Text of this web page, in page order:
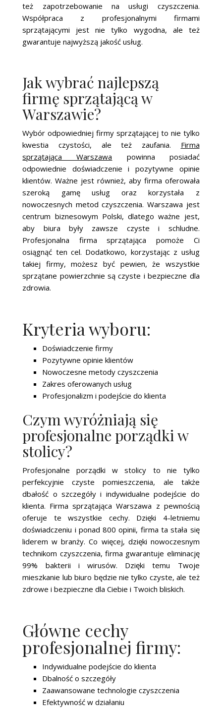
też zapotrzebowanie na usługi czyszczenia.
Współpraca z profesjonalnymi firmami
sprzątającymi jest nie tylko wygodna, ale też
gwarantuje najwyższą jakość usług.
Jak wybrać najlepszą
firmę sprzątającą w
Warszawie?
Wybór odpowiedniej firmy sprzątającej to nie tylko
kwestia czystości, ale też zaufania. Firma
sprzątająca Warszawa powinna posiadać
odpowiednie doświadczenie i pozytywne opinie
klientów. Ważne jest również, aby firma oferowała
szeroką gamę usług oraz korzystała z
nowoczesnych metod czyszczenia. Warszawa jest
centrum biznesowym Polski, dlatego ważne jest,
aby biura były zawsze czyste i schludne.
Profesjonalna firma sprzątająca pomoże Ci
osiągnąć ten cel. Dodatkowo, korzystając z usług
takiej firmy, możesz być pewien, że wszystkie
sprzątane powierzchnie są czyste i bezpieczne dla
zdrowia.
Kryteria wyboru:
Doświadczenie firmy
Pozytywne opinie klientów
Nowoczesne metody czyszczenia
Zakres oferowanych usług
Profesjonalizm i podejście do klienta
Czym wyróżniają się
profesjonalne porządki w
stolicy?
Profesjonalne porządki w stolicy to nie tylko
perfekcyjnie czyste pomieszczenia, ale także
dbałość o szczegóły i indywidualne podejście do
klienta. Firma sprzątająca Warszawa z pewnością
oferuje te wszystkie cechy. Dzięki 4-letniemu
doświadczeniu i ponad 800 opinii, firma ta stała się
liderem w branży. Co więcej, dzięki nowoczesnym
technikom czyszczenia, firma gwarantuje eliminację
99% bakterii i wirusów. Dzięki temu Twoje
mieszkanie lub biuro będzie nie tylko czyste, ale też
zdrowe i bezpieczne dla Ciebie i Twoich bliskich.
Główne cechy
profesjonalnej firmy:
Indywidualne podejście do klienta
Dbalność o szczegóły
Zaawansowane technologie czyszczenia
Efektywność w działaniu